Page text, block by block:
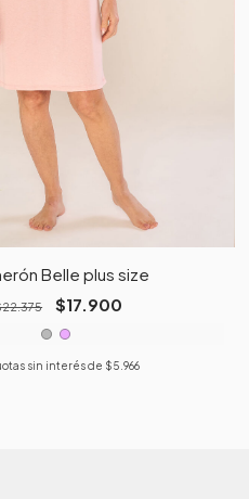
Belle plus size
$17.900
sin interés de $5.966